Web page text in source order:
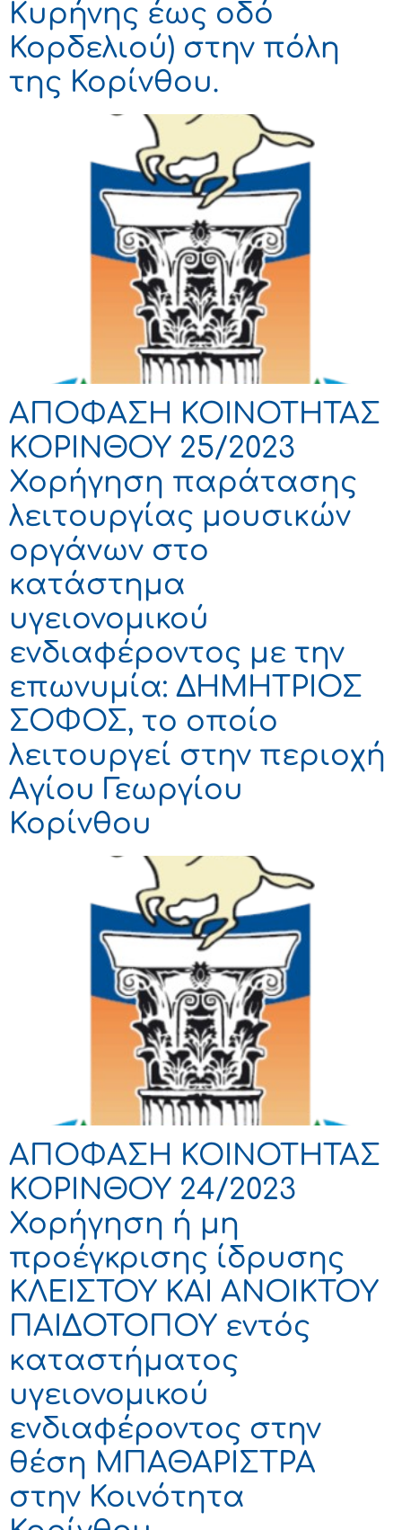
Κυρήνης έως οδό
Κορδελιού) στην πόλη
της Κορίνθου.
ΑΠΟΦΑΣΗ ΚΟΙΝΟΤΗΤΑΣ
ΚΟΡΙΝΘΟΥ 25/2023
Χορήγηση παράτασης
λειτουργίας μουσικών
οργάνων στο
κατάστημα
υγειονομικού
ενδιαφέροντος με την
επωνυμία: ΔΗΜΗΤΡΙΟΣ
ΣΟΦΟΣ, το οποίο
λειτουργεί στην περιοχή
Αγίου Γεωργίου
Κορίνθου
ΑΠΟΦΑΣΗ ΚΟΙΝΟΤΗΤΑΣ
ΚΟΡΙΝΘΟΥ 24/2023
Χορήγηση ή μη
προέγκρισης ίδρυσης
ΚΛΕΙΣΤΟΥ ΚΑΙ ΑΝΟΙΚΤΟΥ
ΠΑΙΔΟΤΟΠΟΥ εντός
καταστήματος
υγειονομικού
ενδιαφέροντος στην
θέση ΜΠΑΘΑΡΙΣΤΡΑ
στην Κοινότητα